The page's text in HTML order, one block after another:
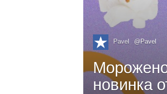
Pavel @Pavel
новинка